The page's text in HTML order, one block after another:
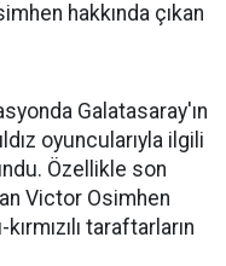
hakkında çıkan
Galatasaray'ın
oyuncularıyla ilgili
Özellikle son
Victor Osimhen
taraftarların